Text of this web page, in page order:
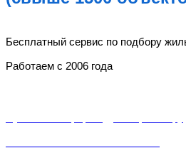
Бесплатный сервис по подбору
Работаем с 2006 года